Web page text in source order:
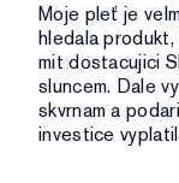
Moje pleť je
hledala
mit dostacujici
sluncem. Dale
skvrnam a
investice